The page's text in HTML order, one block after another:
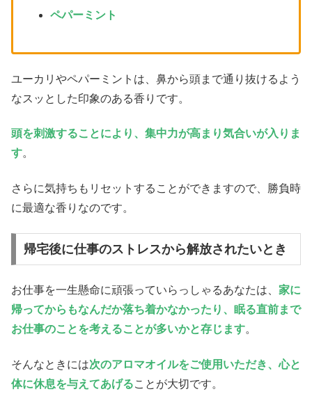
ペパーミント
ユーカリやペパーミントは、鼻から頭まで通り抜けるよう
なスッとした印象のある香りです。
頭を刺激することにより、集中力が高まり気合いが入りま
す。
さらに気持ちもリセットすることができますので、勝負時
に最適な香りなのです。
帰宅後に仕事のストレスから解放されたいとき
お仕事を一生懸命に頑張っていらっしゃるあなたは、 家に
帰ってからもなんだか落ち着かなかったり、眠る直前まで
お仕事のことを考えることが多いかと存じます。
そんなときには次のアロマオイルをご使用いただき、心と
体に休息を与えてあげることが大切です。